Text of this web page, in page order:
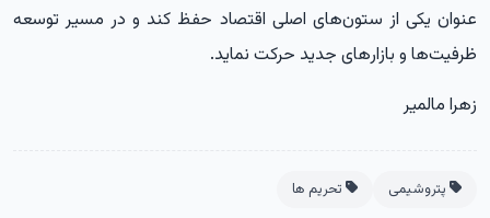
عنوان یکی از ستون‌های اصلی اقتصاد حفظ کند و در مسیر توسعه
ظرفیت‌ها و بازارهای جدید حرکت نماید.
زهرا مالمیر
پتروشیمی تحریم ها